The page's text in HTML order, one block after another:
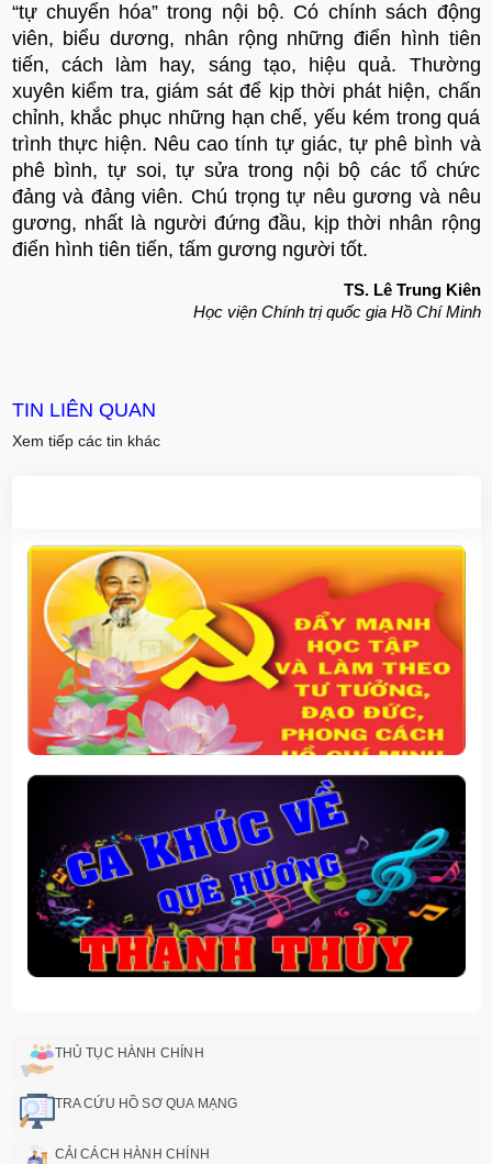
“tự chuyển hóa” trong nội bộ. Có chính sách động
viên, biểu dương, nhân rộng những điển hình tiên
tiến, cách làm hay, sáng tạo, hiệu quả. Thường
xuyên kiểm tra, giám sát để kịp thời phát hiện, chấn
chỉnh, khắc phục những hạn chế, yếu kém trong quá
trình thực hiện. Nêu cao tính tự giác, tự phê bình và
phê bình, tự soi, tự sửa trong nội bộ các tổ chức
đảng và đảng viên. Chú trọng tự nêu gương và nêu
gương, nhất là người đứng đầu, kịp thời nhân rộng
điển hình tiên tiến, tấm gương người tốt.
TS. Lê Trung Kiên
Học viện Chính trị quốc gia Hồ Chí Minh
TIN LIÊN QUAN
Xem tiếp các tin khác
THỦ TỤC HÀNH CHÍNH
TRA CỨU HỒ SƠ QUA MẠNG
CẢI CÁCH HÀNH CHÍNH